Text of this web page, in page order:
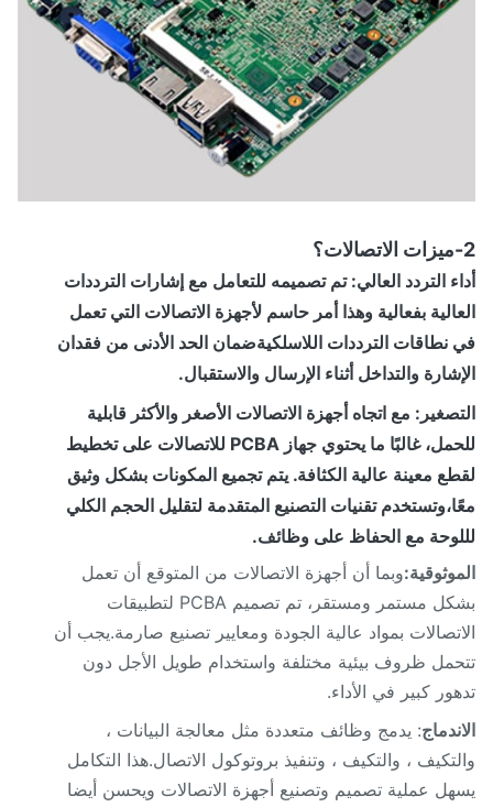
التردد العالي: تم تصميمه للتعامل مع إشارات الترددات
بفعالية وهذا أمر حاسم لأجهزة الاتصالات التي تعمل
الترددات اللاسلكيةضمان الحد الأدنى من فقدان
والتداخل أثناء الإرسال والاستقبال.
: مع اتجاه أجهزة الاتصالات الأصغر والأكثر قابلية
للحمل، غالبًا ما يحتوي جهاز PCBA للاتصالات على تخطيط
معينة عالية الكثافة. يتم تجميع المكونات بشكل وثيق
تقنيات التصنيع المتقدمة لتقليل الحجم الكلي
مع الحفاظ على وظائف.
وبما أن أجهزة الاتصالات من المتوقع أن تعمل
بشكل مستمر ومستقر، تم تصميم PCBA لتطبيقات
بمواد عالية الجودة ومعايير تصنيع صارمة.يجب أن
ظروف بيئية مختلفة واستخدام طويل الأجل دون
كبير في الأداء.
: يدمج وظائف متعددة مثل معالجة البيانات ،
، والتكيف ، وتنفيذ بروتوكول الاتصال.هذا التكامل
عملية تصميم وتصنيع أجهزة الاتصالات ويحسن أيضا